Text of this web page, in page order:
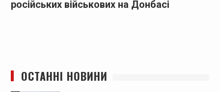
російських військових на Донбасі
ОСТАННІ НОВИНИ